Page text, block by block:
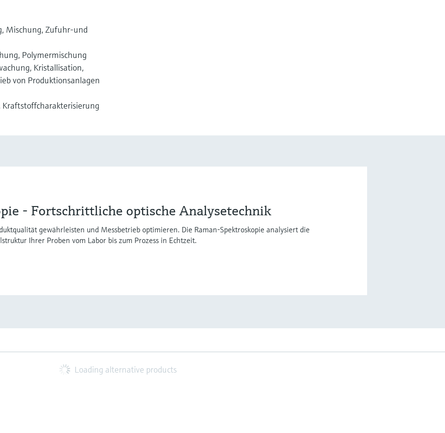
Mischung, Zufuhr-und
Polymermischung
Kristallisation,
von Produktionsanlagen
- Fortschrittliche optische Analysetechnik
gewährleisten und Messbetrieb optimieren. Die Raman-Spektroskopie analysiert die
Ihrer Proben vom Labor bis zum Prozess in Echtzeit.
Loading alternative products